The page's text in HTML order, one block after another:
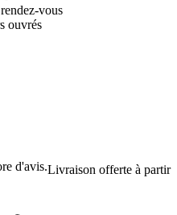
vous
ouvrés
d'avis.Livraison offerte à partir